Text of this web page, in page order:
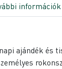
információk
ajándék és